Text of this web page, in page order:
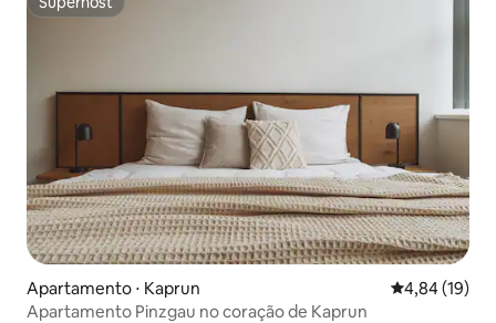
Superhost
Apartamento ⋅ Kaprun 4,84 de uma
4,84 (19)
Apartamento Pinzgau no coração de Kaprun